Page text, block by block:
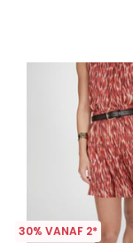
30% VANAF 2*